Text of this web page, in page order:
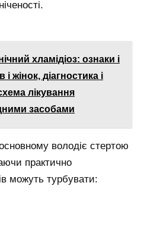
хламідіоз: ознаки і
жінок, діагностика і
лікування
засобами
володіє стертою
практично
можуть турбувати: